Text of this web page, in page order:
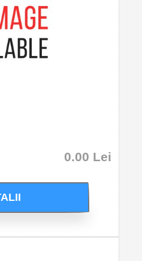
PALME
0.00 Lei